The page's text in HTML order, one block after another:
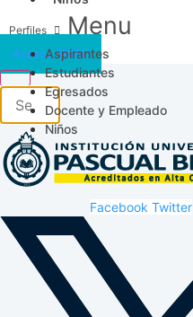
Menu
Aspirantes
Estudiantes
Egresados
Docente y Empleado
Niños
Acceso SICAU
Facebook Twitter